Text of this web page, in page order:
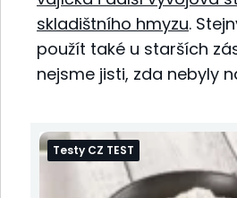
skladištního hmyzu.
použít také u starších
nejsme jisti, zda nebyly
Testy CZ TEST